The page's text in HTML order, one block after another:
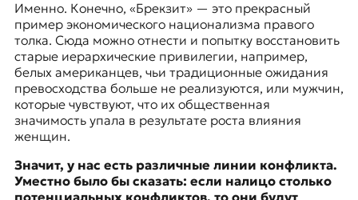
Именно. Конечно, «Брекзит» — это прекрасный
пример экономического национализма правого
толка. Сюда можно отнести и попытку восстановить
старые иерархические привилегии, например,
белых американцев, чьи традиционные ожидания
превосходства больше не реализуются, или мужчин,
которые чувствуют, что их общественная
значимость упала в результате роста влияния
женщин.
Значит, у нас есть различные линии конфликта.
Уместно было бы сказать: если налицо столько